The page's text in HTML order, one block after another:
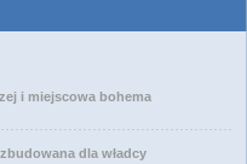
i miejscowa bohema
dla władcy